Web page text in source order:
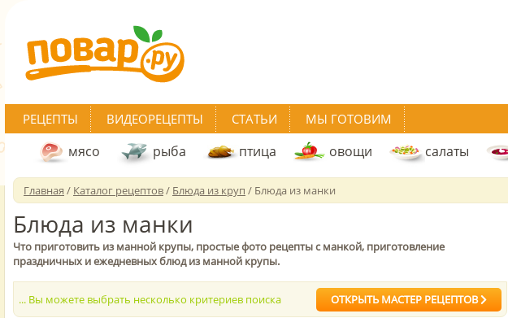
РЕЦЕПТЫ ВИДЕОРЕЦЕПТЫ СТАТЬИ МЫ ГОТОВИМ
мясо рыба птица овощи салаты
Главная / Каталог рецептов/ Блюда из круп / Блюда из манки
Блюда из манки
Что приготовить из манной крупы, простые фото рецепты с манкой, приготовление
праздничных и ежедневных блюд из манной крупы.
... Вы можете выбрать несколько критериев поиска ОТКРЫТЬ МАСТЕР РЕЦЕПТОВ